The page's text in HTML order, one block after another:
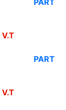
PART
V.T
PART
V.T